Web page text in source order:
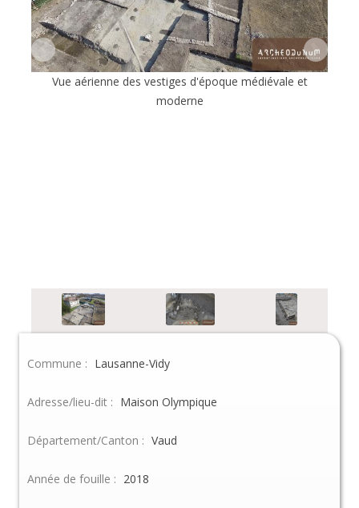
Vue aérienne des vestiges d'époque médiévale et
moderne
Commune : Lausanne-Vidy
Adresse/lieu-dit : Maison Olympique
Département/Canton : Vaud
Année de fouille : 2018